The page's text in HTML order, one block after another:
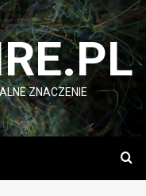
ZNACZENIE